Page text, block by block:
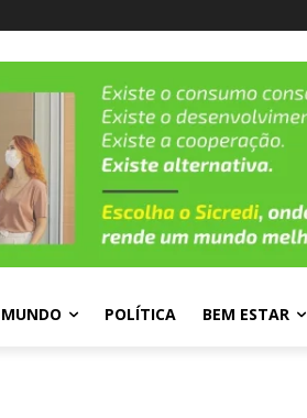
MUNDO POLÍTICA BEM ESTAR